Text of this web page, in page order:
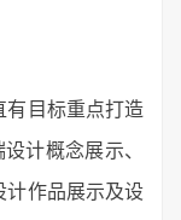
有目标重点打造
计概念展示、
计作品展示及设